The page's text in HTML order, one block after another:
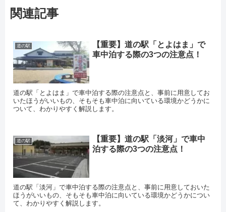
関連記事
道の駅
【重要】道の駅「とよはま」で
車中泊する際の3つの注意点！
道の駅「とよはま」で車中泊する際の注意点と、事前に用意してお
いたほうがいいもの、そもそも車中泊に向いている環境かどうかに
ついて、わかりやすく解説します。
道の駅
【重要】道の駅「淡河」で車中
泊する際の3つの注意点！
道の駅「淡河」で車中泊する際の注意点と、事前に用意しておいた
ほうがいいもの、そもそも車中泊に向いている環境かどうかについ
て、わかりやすく解説します。